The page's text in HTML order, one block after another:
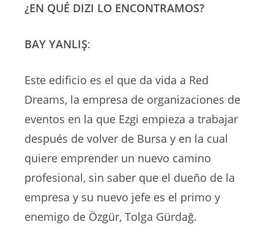
¿EN QUÉ DIZI LO ENCONTRAMOS?
BAY YANLIŞ:
Este edificio es el que da vida a Red
Dreams, la empresa de organizaciones de
eventos en la que Ezgi empieza a trabajar
después de volver de Bursa y en la cual
quiere emprender un nuevo camino
profesional, sin saber que el dueño de la
empresa y su nuevo jefe es el primo y
enemigo de Özgür, Tolga Gürdağ.